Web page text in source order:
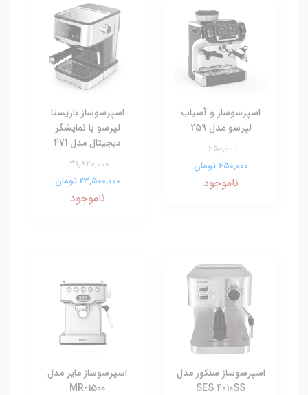
اسپرسوساز و آسیاب
لپرسو مدل 259
650,000
650,000 تومان
ناموجود
اسپرسوساز باریستا
لپرسو با نمایشگر
دیجیتال مدل 471
31,820,000
23,500,000 تومان
ناموجود
اسپرسوساز سنکور مدل
SES 4010SS
اسپرسوساز مایر مدل
MR-1500